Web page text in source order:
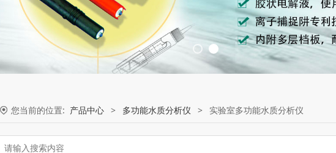
您当前的位置: 产品中心 > 多功能水质分析仪 > 实验室多功能水质分析仪